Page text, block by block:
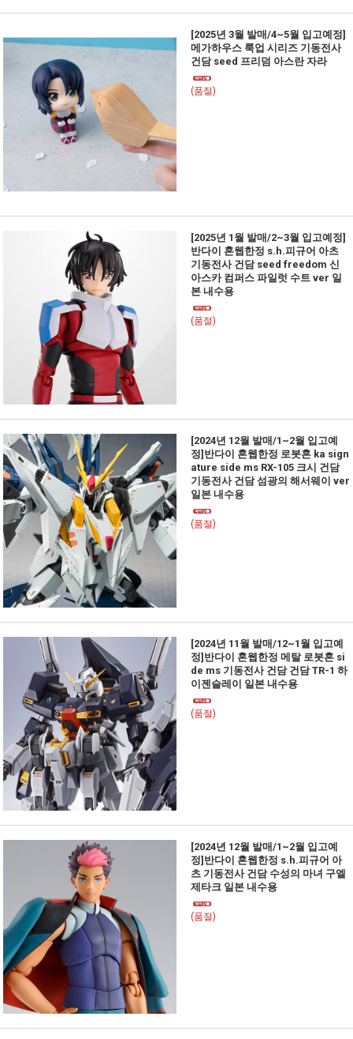
[2025년 3월 발매/4~5월 입고예정]
메가하우스 룩업 시리즈 기동전사
건담 seed 프리덤 아스란 자라
(품절)
[2025년 1월 발매/2~3월 입고예정]
반다이 혼웹한정 s.h.피규어 아츠
기동전사 건담 seed freedom 신
아스카 컴퍼스 파일럿 수트 ver 일
본 내수용
(품절)
[2024년 12월 발매/1~2월 입고예
정]반다이 혼웹한정 로봇혼 ka sign
ature side ms RX-105 크시 건담
기동전사 건담 섬광의 해서웨이 ver
일본 내수용
(품절)
[2024년 11월 발매/12~1월 입고예
정]반다이 혼웹한정 메탈 로봇혼 si
de ms 기동전사 건담 건담 TR-1 하
이젠슬레이 일본 내수용
(품절)
[2024년 12월 발매/1~2월 입고예
정]반다이 혼웹한정 s.h.피규어 아
츠 기동전사 건담 수성의 마녀 구엘
제타크 일본 내수용
(품절)